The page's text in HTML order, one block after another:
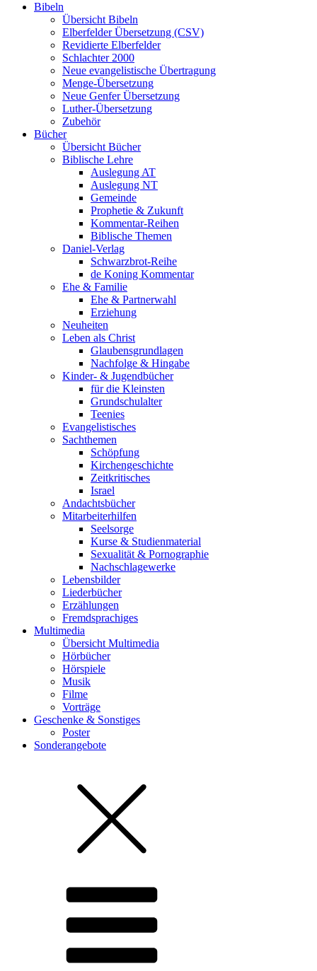
Bibeln
Übersicht Bibeln
Elberfelder Übersetzung (CSV)
Revidierte Elberfelder
Schlachter 2000
Neue evangelistische Übertragung
Menge-Übersetzung
Neue Genfer Übersetzung
Luther-Übersetzung
Zubehör
Bücher
Übersicht Bücher
Biblische Lehre
Auslegung AT
Auslegung NT
Gemeinde
Prophetie & Zukunft
Kommentar-Reihen
Biblische Themen
Daniel-Verlag
Schwarzbrot-Reihe
de Koning Kommentar
Ehe & Familie
Ehe & Partnerwahl
Erziehung
Neuheiten
Leben als Christ
Glaubensgrundlagen
Nachfolge & Hingabe
Kinder- & Jugendbücher
für die Kleinsten
Grundschulalter
Teenies
Evangelistisches
Sachthemen
Schöpfung
Kirchengeschichte
Zeitkritisches
Israel
Andachtsbücher
Mitarbeiterhilfen
Seelsorge
Kurse & Studienmaterial
Sexualität & Pornographie
Nachschlagewerke
Lebensbilder
Liederbücher
Erzählungen
Fremdsprachiges
Multimedia
Übersicht Multimedia
Hörbücher
Hörspiele
Musik
Filme
Vorträge
Geschenke & Sonstiges
Poster
Sonderangebote